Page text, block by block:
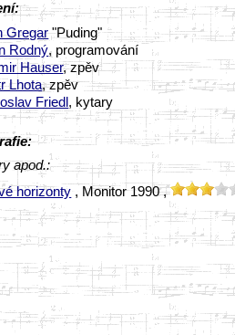
Gregar"Puding"
Rodný, programování
Hauser, zpěv
Lhota, zpěv
Friedl , kytary
apod.:
horizonty , Monitor 1990 ,